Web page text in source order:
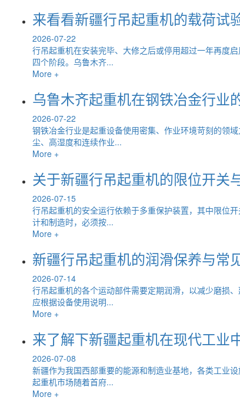
来看看新疆行吊起重机的载荷试
2026-07-22
行吊起重机在安装完毕、大修之后或停用超过一年再度
四个阶段。乌鲁木齐...
More +
乌鲁木齐起重机在钢铁冶金行业
2026-07-22
钢铁冶金行业是起重设备使用密集、作业环境苛刻的领
尘、高湿度和连续作业...
More +
关于新疆行吊起重机的限位开关
2026-07-15
行吊起重机的安全运行依赖于多重保护装置，其中限位
计和制造时，必须按...
More +
新疆行吊起重机的润滑保养与常
2026-07-14
行吊起重机的各个运动部件需要定期润滑，以减少磨损
应根据设备使用说明...
More +
来了解下新疆起重机在现代工业
2026-07-08
新疆作为我国西部重要的能源和制造业基地，各类工业
起重机市场随着首府...
More +